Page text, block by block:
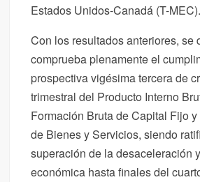
Estados Unidos-Canadá (T-MEC).
Con los resultados anteriores, se
comprueba plenamente el
prospectiva vigésima tercera de
trimestral del Producto Interno
Formación Bruta de Capital Fijo
de Bienes y Servicios, siendo
superación de la desaceleración
económica hasta finales del